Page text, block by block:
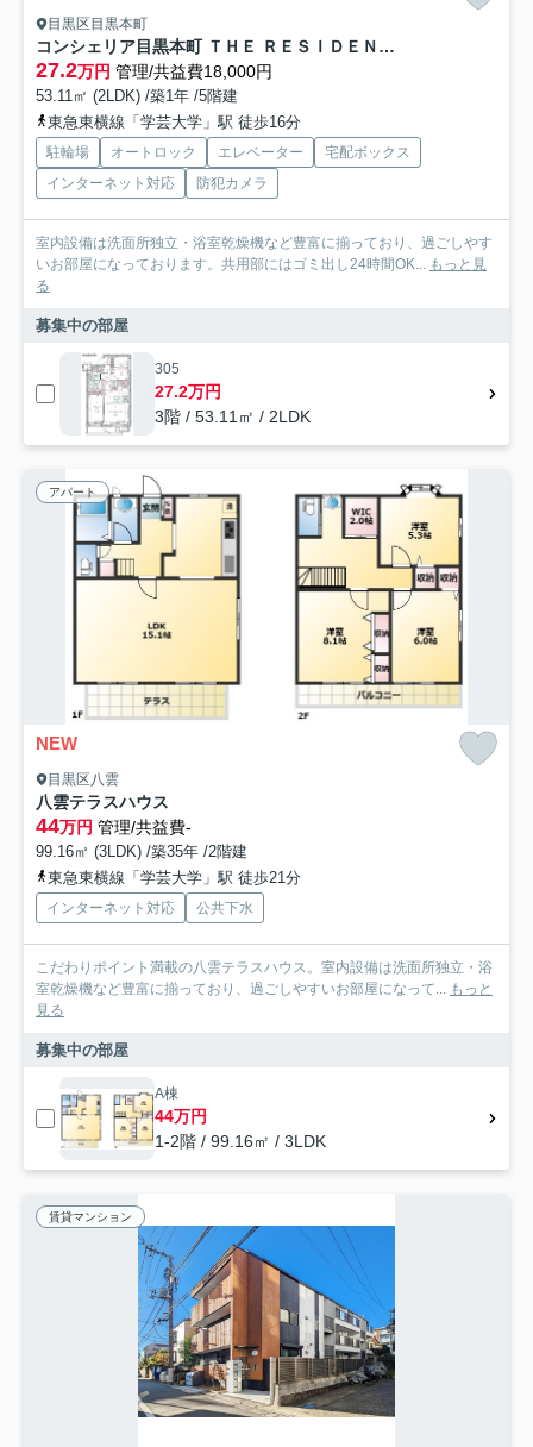
目黒区目黒本町
コンシェリア目黒本町 ＴＨＥ ＲＥＳＩＤＥＮＣＥ
27.2万円 管理/共益費18,000円
53.11㎡ (2LDK) /築1年 /5階建
東急東横線「学芸大学」駅 徒歩16分
駐輪場 オートロック エレベーター
宅配ボックス
インターネット対応
防犯カメラ
室内設備は洗面所独立・浴室乾燥機など豊富に揃っており、過ごしやす
いお部屋になっております。共用部にはゴミ出し24時間OK... もっと見
る
募集中の部屋
305
27.2万円
3階 / 53.11㎡ / 2LDK
アパート
NEW
目黒区八雲
八雲テラスハウス
44万円 管理/共益費-
99.16㎡ (3LDK) /築35年 /2階建
東急東横線「学芸大学」駅 徒歩21分
インターネット対応 公共下水
こだわりポイント満載の八雲テラスハウス。室内設備は洗面所独立・浴
室乾燥機など豊富に揃っており、過ごしやすいお部屋になって... もっと
見る
募集中の部屋
A棟
44万円
1-2階 / 99.16㎡ / 3LDK
賃貸マンション